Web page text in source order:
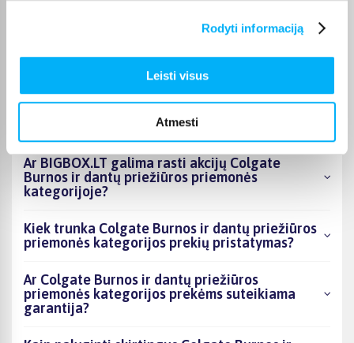
Rodyti informaciją
Leisti visus
Atmesti
Kokie Colgate Burnos ir dantų priežiūros
metu populiariausi?
Kiek prekių yra Colgate Burnos ir dantų
ir kokia žemiausia kaina?
Ar BIGBOX.LT galima rasti akcijų Colgate
Burnos ir dantų priežiūros priemonės
kategorijoje?
Kiek trunka Colgate Burnos ir dantų priežiūros
priemonės kategorijos prekių pristatymas?
Ar Colgate Burnos ir dantų priežiūros
priemonės kategorijos prekėms suteikiama
garantija?